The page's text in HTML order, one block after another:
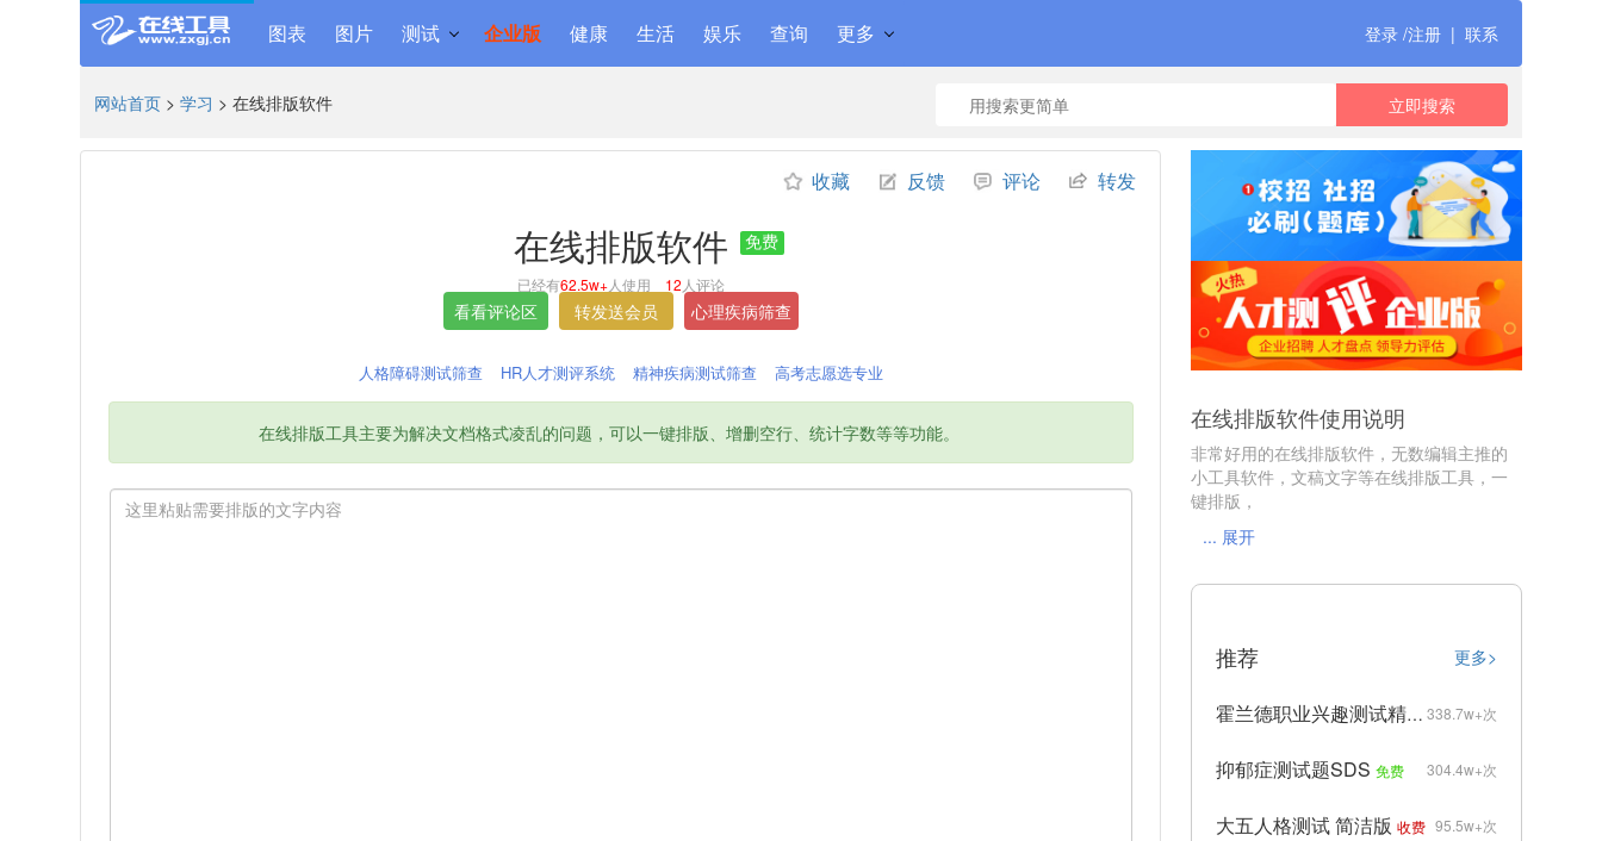
图表 图片 测试 企业版 健康 生活 娱乐 查询 更多 登录 /注册| 联系
网站首页 >学习 > 在线排版软件
收藏 反馈 评论 转发
在线排版软件 免费
已经有62.5w+人使用 12 人评论
人格障碍测试筛查 HR人才测评系统 精神疾病测试筛查 高考志愿选专业
在线排版工具主要为解决文档格式凌乱的问题，可以一键排版、增删空行、统计字数等等功能。 在线排版软件使用说明
非常好用的在线排版软件，无数编辑主推的
小工具软件，文稿文字等在线排版工具，一
键排版，
... 展开
更多>
推荐
338.7w+次
霍兰德职业兴趣测试精简版 免费
304.4w+次
抑郁症测试题SDS 免费
95.5w+次
大五人格测试 简洁版 收费